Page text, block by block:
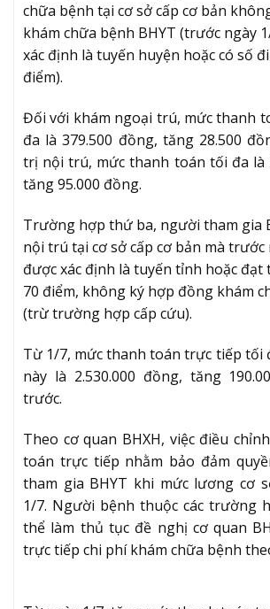
chữa bệnh tại cơ sở cấp cơ bản
khám chữa bệnh BHYT (trước ngày
xác định là tuyến huyện hoặc có số
điểm).
Đối với khám ngoại trú, mức thanh
đa là 379.500 đồng, tăng 28.500
trị nội trú, mức thanh toán tối đa là
tăng 95.000 đồng.
Trường hợp thứ ba, người tham gia
nội trú tại cơ sở cấp cơ bản mà trước
được xác định là tuyến tỉnh hoặc đạt
70 điểm, không ký hợp đồng khám
(trừ trường hợp cấp cứu).
Từ 1/7, mức thanh toán trực tiếp tối
này là 2.530.000 đồng, tăng
trước.
Theo cơ quan BHXH, việc điều
toán trực tiếp nhằm bảo đảm
tham gia BHYT khi mức lương cơ
1/7. Người bệnh thuộc các trường
thể làm thủ tục đề nghị cơ quan
trực tiếp chi phí khám chữa bệnh